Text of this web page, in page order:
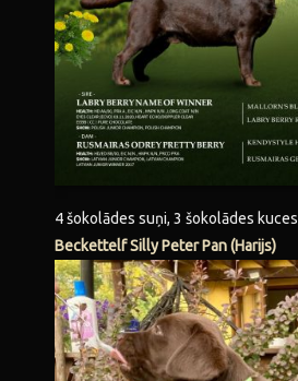
4 šokolādes suņi, 3 šokolādes kuces
Beckettelf Silly Peter Pan (Harijs)